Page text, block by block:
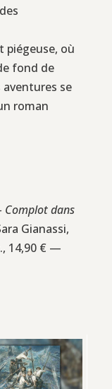
piégeuse, où
fond de
aventures se
roman
Complot dans
Gianassi,
14,90 € —